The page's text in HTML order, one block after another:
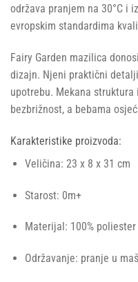
održava pranjem na 30°C i
evropskim standardima
Fairy Garden mazilica
dizajn. Njeni praktični
upotrebu. Mekana
bezbrižnost, a bebama
Karakteristike proizvoda:
Veličina: 23 x 8 x 31 cm
Starost: 0m+
Materijal: 100% poliester
Održavanje: pranje u